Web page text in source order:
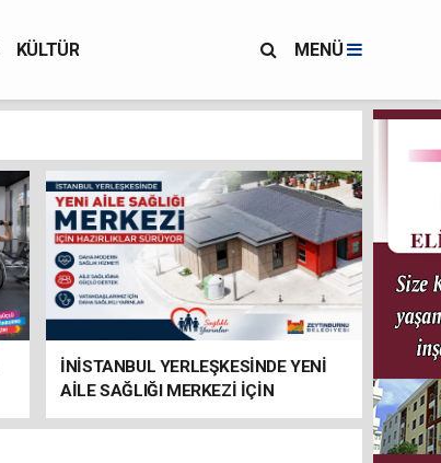
KÜLTÜR MENÜ
İNİSTANBUL YERLEŞKESİNDE YENİ
AİLE SAĞLIĞI MERKEZİ İÇİN
HAZIRLIKLAR SÜRÜYOR